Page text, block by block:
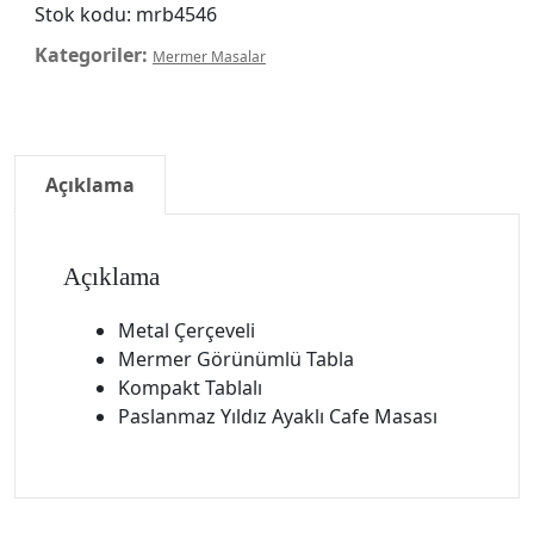
Stok kodu: mrb4546
Kategoriler: Mermer Masalar
Açıklama
Açıklama
Metal Çerçeveli
Mermer Görünümlü Tabla
Kompakt Tablalı
Paslanmaz Yıldız Ayaklı Cafe Masası